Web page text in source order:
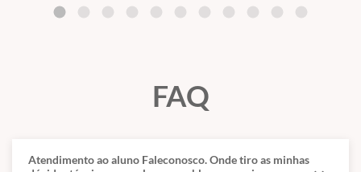
7.3 Aplicações.
9 Governança da informaçãoFAQ
Atendimento ao aluno Faleconosco. Onde tiro as minhas